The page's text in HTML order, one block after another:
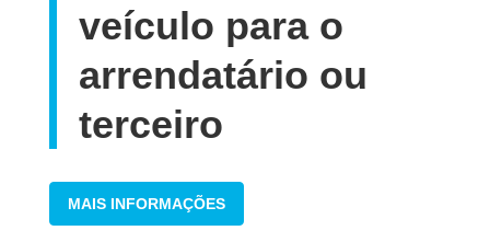
veículo para o
arrendatário ou
terceiro
MAIS INFORMAÇÕES